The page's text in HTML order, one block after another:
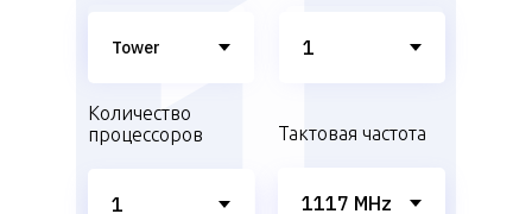
Количество
процессоров
Тактовая частота